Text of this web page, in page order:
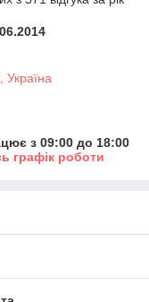
з 09:00 до 18:00
графік роботи